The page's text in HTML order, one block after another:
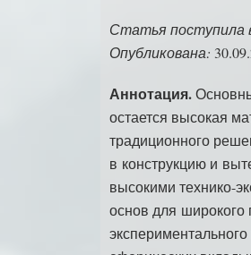
Статья поступила
Опубликована:
Аннотация.
остается высокая
традиционного
в конструкцию и
высокими технико-
основ для широкого